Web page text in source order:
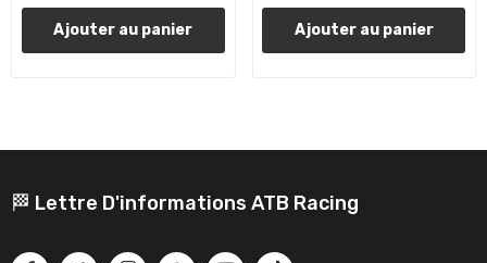
Ajouter au panier Ajouter au panier
🏁 Lettre D'informations ATB Racing